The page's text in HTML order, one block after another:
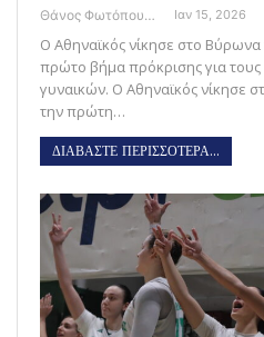
Θάνος Φωτόπουλος Ιαν 15, 2026
Ο Αθηναϊκός νίκησε στο Βύρωνα
πρώτο βήμα πρόκρισης για
γυναικών. Ο Αθηναϊκός νίκησε
την πρώτη…
ΔΙΑΒΑΣΤΕ ΠΕΡΙΣΣΟΤΕΡΑ...